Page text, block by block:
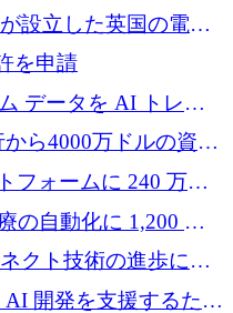
ているか
設立した英国の電池
が 465 万ポンドを
を申請
データを AI トレー
万ポンドを獲得
ら4000万ドルの資金
突破
フォームに 240 万ド
の自動化に 1,200 万
クト技術の進歩に向
ードラウンドを終了
AI 開発を支援するため